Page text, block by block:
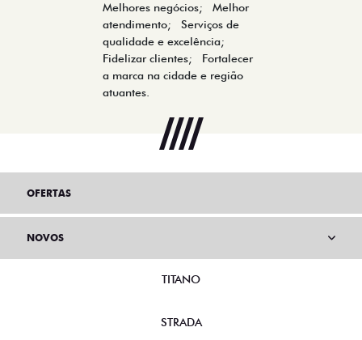
Melhores negócios; Melhor
atendimento; Serviços de
qualidade e excelência;
Fidelizar clientes; Fortalecer
a marca na cidade e região
atuantes.
OFERTAS
NOVOS
TITANO
STRADA